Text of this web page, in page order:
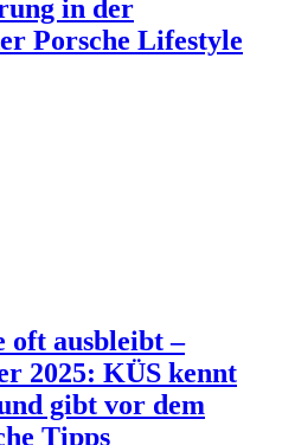
in der
Porsche Lifestyle
oft ausbleibt –
2025: KÜS kennt
gibt vor dem
Tipps